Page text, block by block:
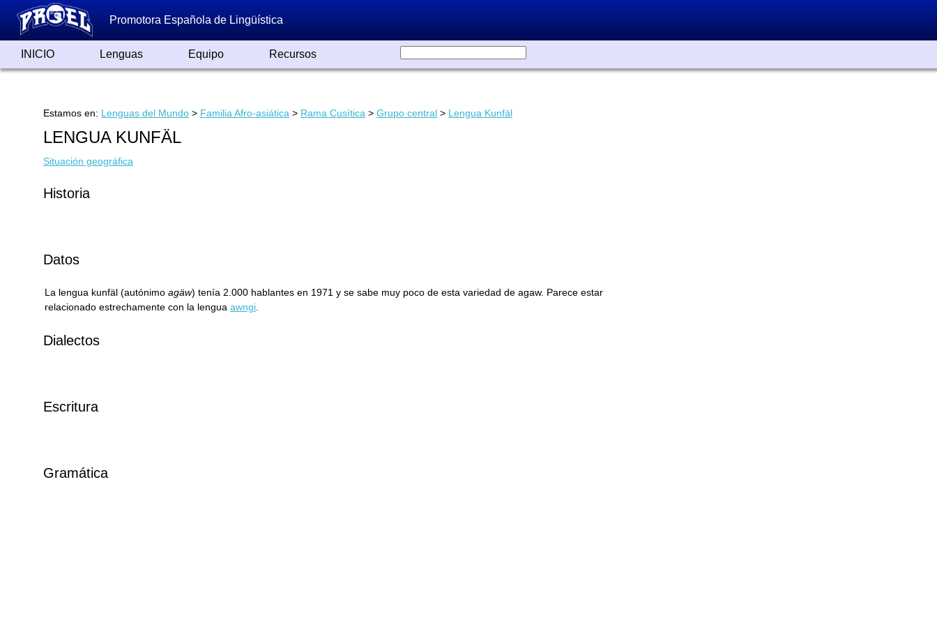
Promotora Española de Lingüística
INICIO Lenguas Equipo Recursos
Estamos en: Lenguas del Mundo > Familia Afro-asiática > Rama Cusítica > Grupo central > Lengua Kunfäl
LENGUA KUNFÄL
Situación geográfica
Historia
Datos
La lengua kunfäl (autónimo agäw) tenía 2.000 hablantes en 1971 y se sabe muy poco de esta variedad de agaw. Parece estar
relacionado estrechamente con la lengua awngi
Dialectos
Escritura
Gramática